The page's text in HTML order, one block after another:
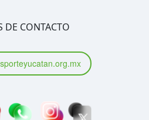
DE CONTACTO